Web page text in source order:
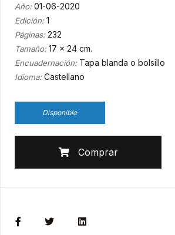
Año:01-06-2020
Edición:1
Páginas:232
Tamaño:17 x 24 cm.
Encuadernación:Tapa blanda o bolsillo
Idioma:Castellano
Disponible
Comprar